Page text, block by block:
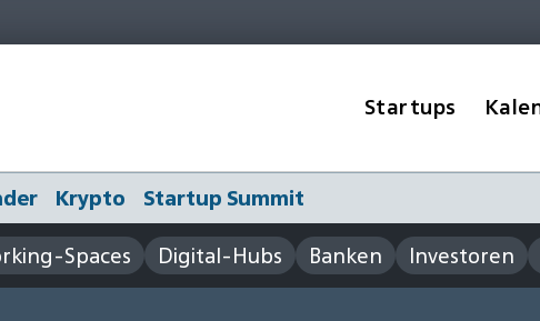
Startups
Krypto
Startup Summit
Spaces Digital-Hubs Banken Investoren